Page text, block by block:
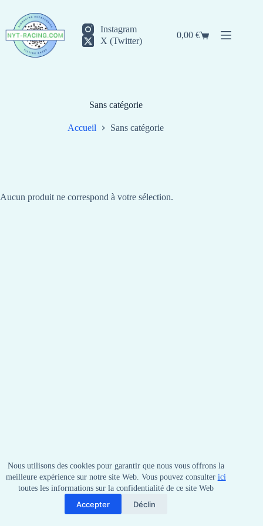
contenu
Nous utilisons des cookies pour garantir que nous vous offrons la
meilleure expérience sur notre site Web. Vous pouvez consulter ici
toutes les informations sur la confidentialité de ce site Web
Accepter Déclin
Instagram
X (Twitter)
Panier
0,00€
Sans catégorie
Accueil Sans catégorie
Aucun produit ne correspond à votre sélection.
Copyright © 2026 - by NYT Racing.Termes et conditions